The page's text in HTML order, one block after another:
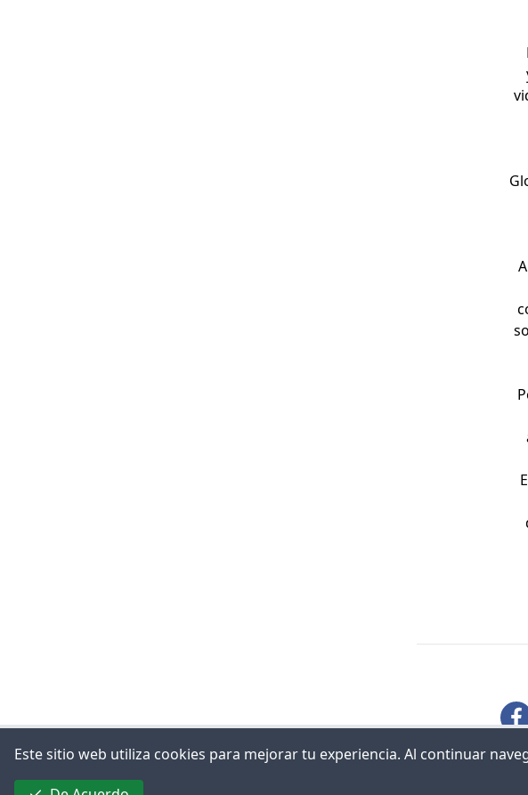
Este sitio web utiliza cookies para mejorar tu experiencia. Al continuar